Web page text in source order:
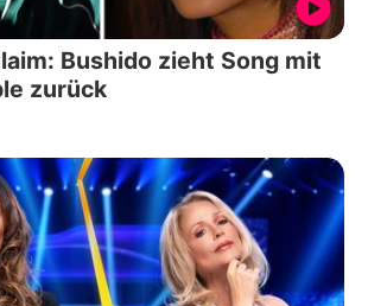
Bushido zieht Song mit
zurück